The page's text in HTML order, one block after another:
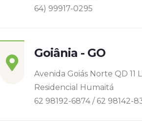
64) 99917-0295
Goiânia - GO
Avenida Goiás Norte QD 11
Residencial Humaitá
62 98192-6874 / 62 98142-